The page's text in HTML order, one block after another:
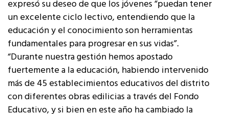
expresó su deseo de que los jóvenes “puedan tener
un excelente ciclo lectivo, entendiendo que la
educación y el conocimiento son herramientas
fundamentales para progresar en sus vidas”.
“Durante nuestra gestión hemos apostado
fuertemente a la educación, habiendo intervenido
más de 45 establecimientos educativos del distrito
con diferentes obras edilicias a través del Fondo
Educativo, y si bien en este año ha cambiado la